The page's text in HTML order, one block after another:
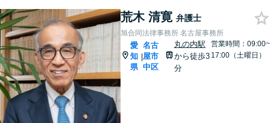
荒木 清寛 弁護士
旭合同法律事務所 名古屋事務所
愛
知
県
|
名古
屋市
中区
丸の内駅
から徒歩3
分
営業時間：09:00~
17:00（土曜日）